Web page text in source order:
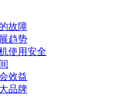
故障
趋势
使用安全
效益
品牌